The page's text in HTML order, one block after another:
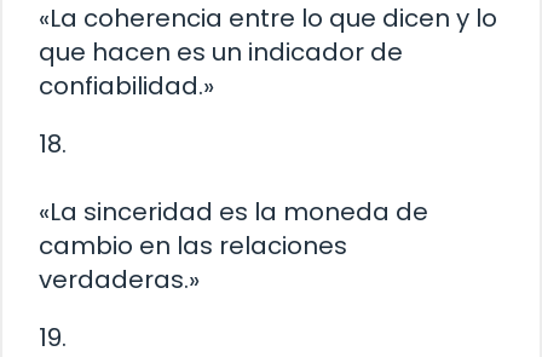
«La coherencia entre lo que dicen y lo
que hacen es un indicador de
confiabilidad.»
18.
«La sinceridad es la moneda de
cambio en las relaciones
verdaderas.»
19.